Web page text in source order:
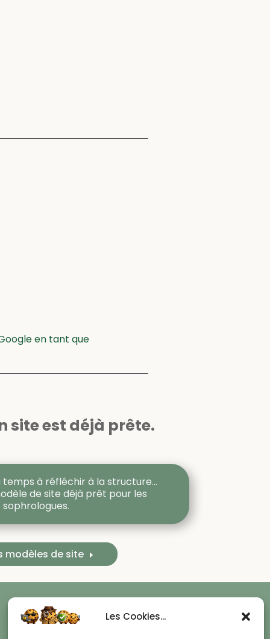
Les Cookies...
en tant que
site est déjà prête.
temps à réfléchir à la structure…
de site déjà prêt pour les
sophrologues.
modèles de site
Suivez-moi
Suivre